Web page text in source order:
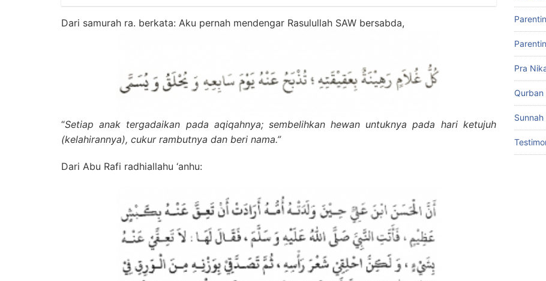
Dari samurah ra. berkata: Aku pernah mendengar Rasulullah SAW bersabda,
“Setiap anak tergadaikan pada aqiqahnya; sembelihkan hewan untuknya pada hari ketujuh
(kelahirannya), cukur rambutnya dan beri nama.”
Dari Abu Rafi radhiallahu ‘anhu:
Pra
Qurban